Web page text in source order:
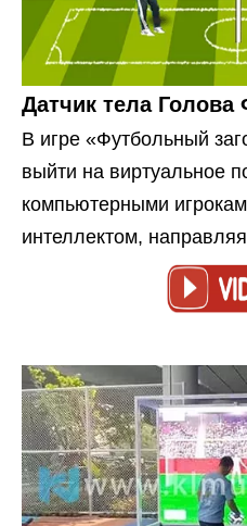
Датчик тела
В игре «Футбольный
выйти на виртуальное
компьютерными
интеллектом,